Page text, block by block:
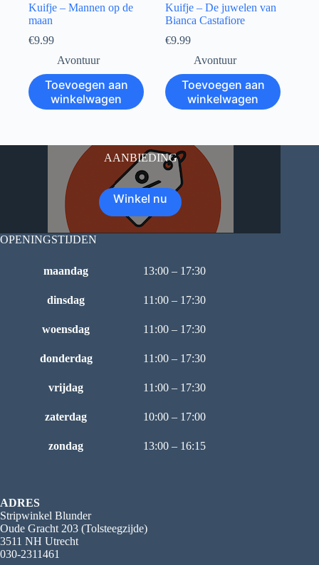
Kuifje – Mannen op de
maan
€9.99
Avontuur
Toevoegen aan
winkelwagen
Kuifje – De juwelen van
Bianca Castafiore
€9.99
Avontuur
Toevoegen aan
winkelwagen
AANBIEDING
Winkel nu
OPENINGSTIJDEN
maandag 13:00 – 17:30
dinsdag 11:00 – 17:30
woensdag 11:00 – 17:30
donderdag 11:00 – 17:30
vrijdag 11:00 – 17:30
zaterdag 10:00 – 17:00
zondag 13:00 – 16:15
ADRES
Stripwinkel Blunder
Oude Gracht 203 (Tolsteegzijde)
3511 NH Utrecht
030-2311461